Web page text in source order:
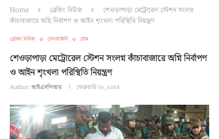
Home ব্রেকিং নিউজ
শেওড়াপাড়া মেট্রোরেল স্টেশন সংলগ্ন
কাঁচাবাজারে অগ্নি নির্বাপণ ও আইন শৃংখলা পরিস্থিতি নিয়ন্ত্রণ
ব্রেকিং নিউজ সেনাবাহিনী হোম
শেওড়াপাড়া মেট্রোরেল স্টেশন সংলগ্ন কাঁচাবাজারে অগ্নি নির্বাপণ
ও আইন শৃংখলা পরিস্থিতি নিয়ন্ত্রণ
Author:আইএসপিআর ফেব্রুয়ারি ২৮, ২০২৫